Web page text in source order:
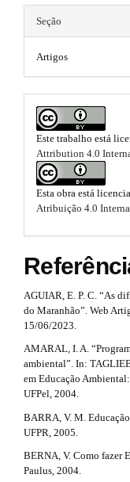
n
c
e
i
n
s
.
t
e
m
e
s
b
o
t
3
.
r
m
a
i
n
#
#
m
e
s
b
o
s
t
r
a
p
3
.
a
r
Seção
Artigos
Este trabalho está
Attribution 4.0
Esta obra está
Atribuição 4.0
AGUIAR, E. P. C. “As
do Maranhão”. Web
15/06/2023.
AMARAL, I. A.
ambiental”. In:
em Educação
UFPel, 2004.
BARRA, V. M.
UFPR, 2005.
BERNA, V. Como fazer
Paulus, 2004.